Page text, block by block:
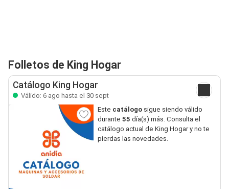
Folletos de King Hogar
Catálogo King Hogar
Válido: 6 ago hasta el 30 sept
Este catálogosigue siendo válido
durante 55 día(s) más. Consulta el
catálogo actual de King Hogar y no te
pierdas las novedades.